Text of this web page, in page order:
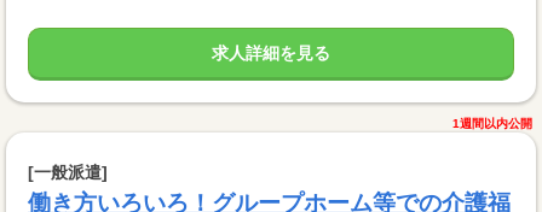
求人詳細を見る
1週間以内公開
[一般派遣]
働き方いろいろ！グループホーム等での介護福